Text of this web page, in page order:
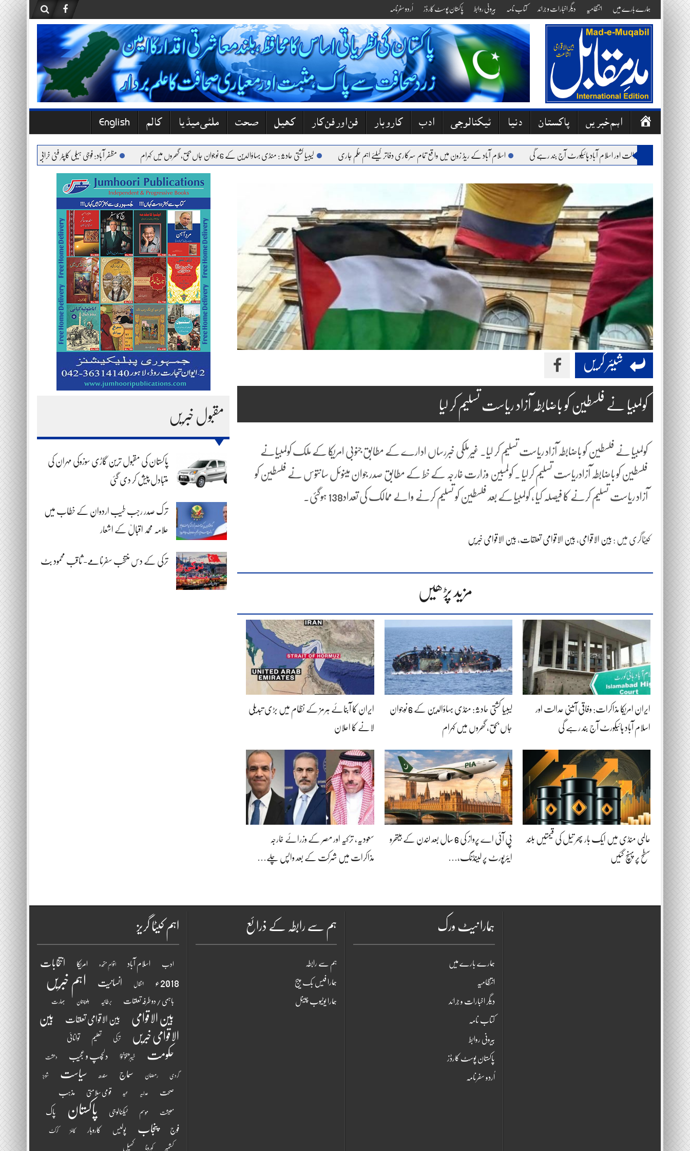
to
content
ہمارے بارے میں انتظامیہ دیگر اخبارات و جرائد کتاب نامہ بیرونی روابط پاکستان پوسٹ کارڈز اُردو سفرنامہ
ص
ف
ہ
وّ
ل
اہم خبریں پاکستان دنیا ٹیکنالوجی ادب کاروبار فن اور فن کار کھیل صحت ملٹی میڈیا کالم English
وفاقی آئینی عدالت اور اسلام آباد ہائیکورٹ آج بند رہے گی اسلام آباد کے ریڈ زون میں واقع تمام سرکاری دفاتر کیلئے اہم حکم جاری لیبیا کشتی حادثہ: منڈی بہاؤالدین کے 6 نوجوان جاں بحق، گھروں میں کہرام مظفر آباد: فوجی ہیلی کاپٹر فنی خرابی کے باعث حادثے کا
مقبول خبریں
پاکستان کی مقبول ترین گاڑی سوزوکی مہران کی
متبادل پیش کر دی گئی
ترک صدر رجب طیب اردوان کے خطاب میں
علامہ محمد اقبالؒ کے اشعار
ترکی کے دس منتخب سفرنامے- ثاقب محمود بٹ
شیئر کریں
کولمبیا نے فلسطین کو باضابطہ آزاد ریاست تسلیم کر لیا
کولمبیا نے فلسطین کو باضابطہ آزاد ریاست تسلیم کر لیا۔ غیرملکی خبررساں ادارے کے مطابق جنوبی امریکا کے ملک کولمبیانے
فلسطین کو باضابطہ آزادریاست تسلیم کرلیا ۔ کولمبین وزارت خارجہ کے خط کے مطابق صدر جوان مینوئل سانتوس نے فلسطین کو
آزاد ریاست تسلیم کرنے کا فیصلہ کیا ، کولمبیا کے بعد فلسطین کو تسلیم کرنے والے ممالک کی تعداد138 ہوگئی۔
کیٹاگری میں : بین الاقوامی، بین الاقوامی تعلقات، بین الاقوامی خبریں
مزید پڑھیں
ایران امریکا مذاکرات: وفاقی آئینی عدالت اور
اسلام آباد ہائیکورٹ آج بند رہے گی
لیبیا کشتی حادثہ: منڈی بہاؤالدین کے 6 نوجوان
جاں بحق، گھروں میں کہرام
ایران کا آبنائے ہرمز کے نظام میں بڑی تبدیلی
لانے کا اعلان
عالمی منڈی میں ایک بار پھر تیل کی قیمتیں بلند
سطح پر پہنچ گئیں
پی آئی اے پرواز کی 6 سال بعد لندن کے ہیتھرو
ایئرپورٹ پر لینڈنگ،…
سعودیہ، ترکیہ اور مصر کے وزرائے خارجہ
مذاکرات میں شرکت کے بعد واپس چلے…
اہم کیٹا گریز
ادب اسلام آباد اقوامِ متحدہ امریکا انتخابات
2018ء انتقال انسانیت اہم خبریں
باہمی / دو طرفہ تعلقات برطانیہ بلوچستان بھارت
بین الاقوامی بین الاقوامی تعلقات
بین
الاقوامی خبریں
ترکی تعلیم توانائی
حکومت خیبر پختونخوا دلچسپ و عجیب دھشت
گردی رمضان سماج سندھ سیاست شوبز
صحت عدلیہ عید قومی سلامتی مذہب
معیشت موسم ٹیکنالوجی پاکستان پاک
فوج پنجاب پولیس کاروبار کالمز کرکٹ
کشمیر کورونا کھیل
ہم سے رابطہ کے ذرائع
ہم سے رابطہ
ہمارا فیس بک پیج
ہمارا یوٹیوب چینل
ہمارا نیٹ ورک
ہمارے بارے میں
انتظامیہ
دیگر اخبارات و جرائد
کتاب نامہ
بیرونی روابط
پاکستان پوسٹ کارڈز
اُردو سفرنامہ